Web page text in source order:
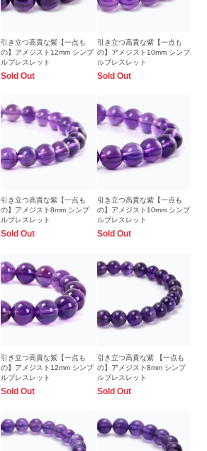
引き立つ高貴な紫【一点も
の】アメジスト12mm シンプ
ルブレスレット
Sold Out
引き立つ高貴な紫【一点も
の】アメジスト10mm シンプ
ルブレスレット
Sold Out
引き立つ高貴な紫【一点も
の】アメジスト8mm シンプ
ルブレスレット
Sold Out
引き立つ高貴な紫【一点も
の】アメジスト10mm シンプ
ルブレスレット
Sold Out
引き立つ高貴な紫【一点も
の】アメジスト12mm シンプ
ルブレスレット
Sold Out
引き立つ高貴な紫 【一点も
の】アメジスト8mm シンプ
ルブレスレット
Sold Out